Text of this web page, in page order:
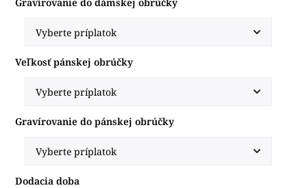
Veľkosť pánskej obrúčky
Gravírovanie do pánskej obrúčky
Dodacia doba